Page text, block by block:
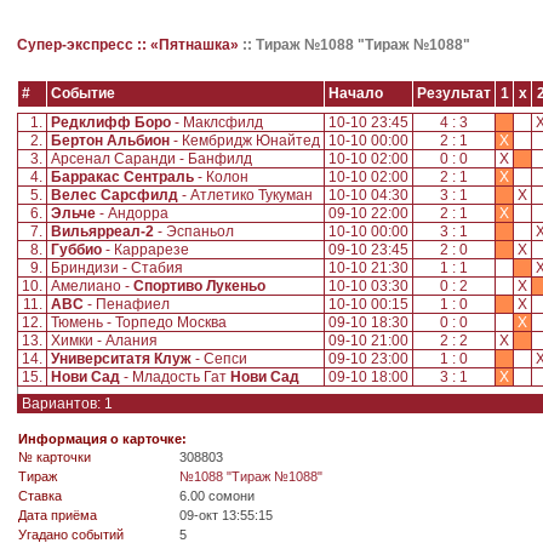
Супер-экспресс :: «Пятнашка» :: Тираж №1088 "Тираж №1088"
# Событие Начало Результат 1 x
1.
Редклифф Боро - Маклсфилд 10-10 23:45 4 : 3
2.
Бертон Альбион - Кембридж Юнайтед 10-10 00:00 2 : 1
X
3. Арсенал Саранди - Банфилд 10-10 02:00 0 : 0
X
4.
Барракас Сентраль - Колон 10-10 02:00 2 : 1
X
5.
Велес Сарсфилд - Атлетико Тукуман 10-10 04:30 3 : 1
X
6. Эльче - Андорра 09-10 22:00 2 : 1
X
7.
Вильярреал-2 - Эспаньол 10-10 00:00 3 : 1
8.
Губбио - Каррарезе 09-10 23:45 2 : 0
X
9.
Бриндизи - Стабия 10-10 21:30 1 : 1
10. Амелиано - Спортиво Лукеньо 10-10 03:30 0 : 2
X
11. АВС - Пенафиел 10-10 00:15 1 : 0
X
12. Тюмень - Торпедо Москва 09-10 18:30 0 : 0
X
13. Химки - Алания 09-10 21:00 2 : 2
X
14. Университатя Клуж - Сепси 09-10 23:00 1 : 0
15.
Нови Сад - Младость Гат Нови Сад 09-10 18:00 3 : 1
X
Вариантов: 1
Информация о карточке:
№ карточки
308803
Tираж
№1088 "Тираж №1088"
Ставка
6.00 сомони
Дата приёма
09-окт 13:55:15
Угадано событий
5